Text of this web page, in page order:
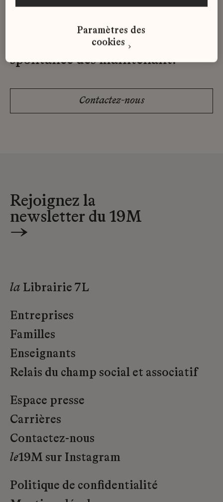
Vous n'avez pas trouvé d'offre
qui correspond à votre profil ?
Envoyez-nous votre candidature
spontanée dès maintenant.
Contactez-nous
Rejoignez la
newsletter du 19M
→
la Librairie 7L
Entreprises
Familles
Enseignants
Relais du champ social et associatif
Espace presse
Carrières
Contactez-nous
le19M sur Instagram
Politique de confidentialité
Paramètres des
cookies